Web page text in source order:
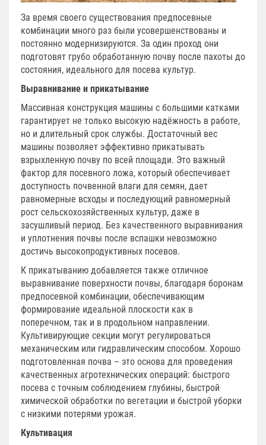
За время своего существования предпосевные
комбинации много раз были усовершенствованы и
постоянно модернизируются. За один проход они
подготовят грубо обработанную почву после пахоты до
состояния, идеального для посева культур.
Выравнивание и прикатывание
Массивная конструкция машины с большими катками
гарантирует не только высокую надёжность в работе,
но и длительный срок службы. Достаточный вес
машины позволяет эффективно прикатывать
взрыхленную почву по всей площади. Это важный
фактор для посевного ложа, который обеспечивает
доступность почвенной влаги для семян, дает
равномерные всходы и последующий равномерный
рост сельскохозяйственных культур, даже в
засушливый период. Без качественного выравнивания
и уплотнения почвы после вспашки невозможно
достичь высокопродуктивных посевов.
К прикатыванию добавляется также отличное
выравнивание поверхности почвы, благодаря боронам
предпосевной комбинации, обеспечивающим
формирование идеальной плоскости как в
поперечном, так и в продольном направлении.
Культивирующие секции могут регулироваться
механическим или гидравлическим способом. Хорошо
подготовленная почва – это основа для проведения
качественных агротехнических операций: быстрого
посева с точным соблюдением глубины, быстрой
химической обработки по вегетации и быстрой уборки
с низкими потерями урожая.
Культивация